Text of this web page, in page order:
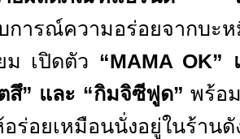
การณ์ความอร่อยจากบะห
ม เปิดตัว “MAMA OK”
สึ” และ “กิมจิซีฟูด” พร้อ
ร่อยเหมือนนั่งอยู่ในร้า